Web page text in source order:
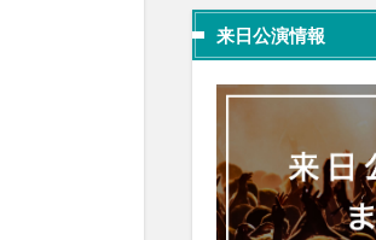
来日公演情報